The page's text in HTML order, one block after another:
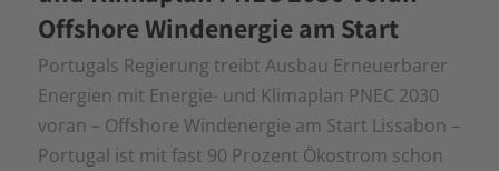
Offshore Windenergie am Start
Portugals Regierung treibt Ausbau Erneuerbarer
Energien mit Energie- und Klimaplan PNEC 2030
voran – Offshore Windenergie am Start Lissabon –
Portugal ist mit fast 90 Prozent Ökostrom schon